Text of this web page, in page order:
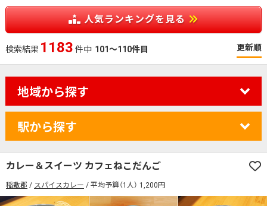
人気ランキングを見る
検索結果 1347 件中 101～110件目 更新順
地域から探す
カレーのジャンルを絞り込む
無料駐車場あり 1人でも入りやすいお店
駅から探す
カレーのジャンルを絞り込む
カレー＆スイーツ カフェねこだんご
稲敷郡 スパイスカレー 平均予算（1人） 1,200円